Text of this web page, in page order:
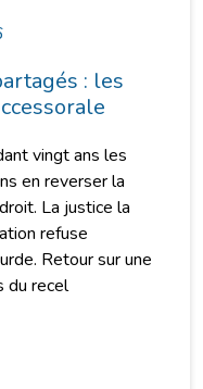
: les
vingt ans les
en reverser la
La justice la
refuse
Retour sur une
du recel